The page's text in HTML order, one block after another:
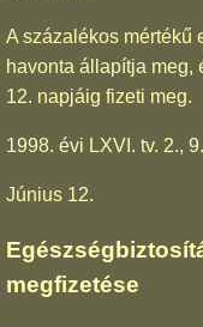
A százalékos mértékű
havonta állapítja meg,
12. napjáig fizeti meg.
1998. évi LXVI. tv. 2.,
Június 12.
megfizetése